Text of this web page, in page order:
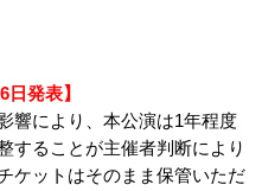
発表】
響により、本公演は1年程度
することが主催者判断により
ケットはそのまま保管いただ